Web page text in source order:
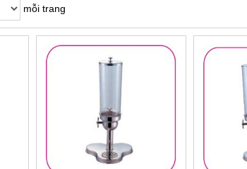
mỗi trang